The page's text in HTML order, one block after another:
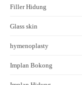
Filler Hidung
Glass skin
hymenoplasty
Implan Bokong